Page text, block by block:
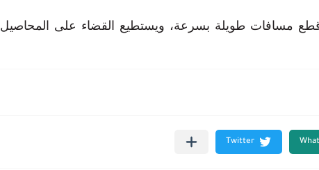
قطع مسافات طويلة بسرعة، ويستطيع القضاء على المحاصيل